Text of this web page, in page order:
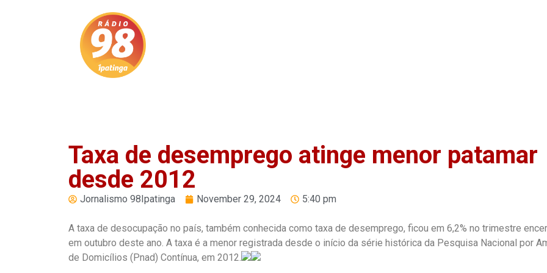
Taxa de desemprego atinge menor patamar
desde 2012
Jornalismo 98Ipatinga November 29, 2024 5:40 pm
A taxa de desocupação no país, também conhecida como taxa de desemprego, ficou em 6,2% no trimestre
em outubro deste ano. A taxa é a menor registrada desde o início da série histórica da Pesquisa Nacional por
de Domicílios (Pnad) Contínua, em 2012.